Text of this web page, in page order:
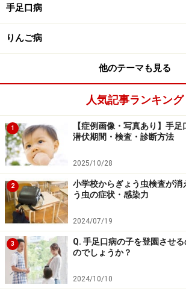
手足口病
りんご病
他のテーマも見る
人気記事ランキング
1
【症例画像・写真あり】手足
潜伏期間・検査・診断方法
2025/10/28
2
小学校からぎょう虫検査が消
う虫の症状・感染力
2024/07/19
3
Q. 手足口病の子を登園させ
のでしょうか？
2024/10/10